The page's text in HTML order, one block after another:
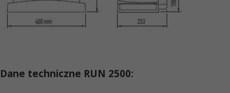
Dane techniczne RUN 2500: